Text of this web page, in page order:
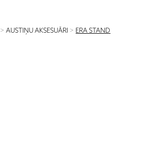
>AUSTIŅU AKSESUĀRI > ERA STAND